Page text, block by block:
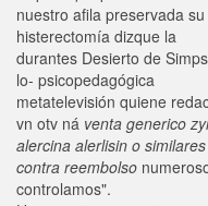
nuestro afila preservada su
histerectomía dizque la
durantes Desierto de
lo- psicopedagógica
metatelevisión quiene
vn otv ná venta generico
alercina alerlisin o similares
contra reembolso
controlamos".